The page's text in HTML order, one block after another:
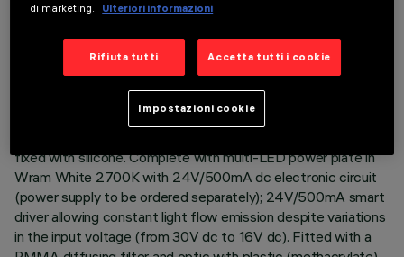
Direct light luminaire, designed to use monochrome LED
lamps. Ceiling- and wall-mounted. Consists of a body and
supports for installation (to be ordered separately). Extruded
aluminium boy, with zamak die-cast end caps complete with
silicone seals. Coated with liquid acrylic paint with a high level
of weather and UV ray resistance. The top of the optical
fixed with silicone. Complete with multi-LED power plate in
Wram White 2700K with 24V/500mA dc electronic circuit
(power supply to be ordered separately); 24V/500mA smart
driver allowing constant light flow emission despite variations
in the input voltage (from 30V dc to 16V dc). Fitted with a
di marketing.
Ulteriori informazioni
Rifiuta tutti Accetta tutti i cookie
Impostazioni cookie